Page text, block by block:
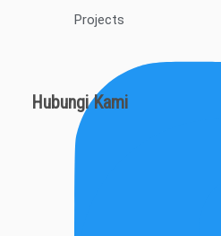
Projects
Hubungi Kami